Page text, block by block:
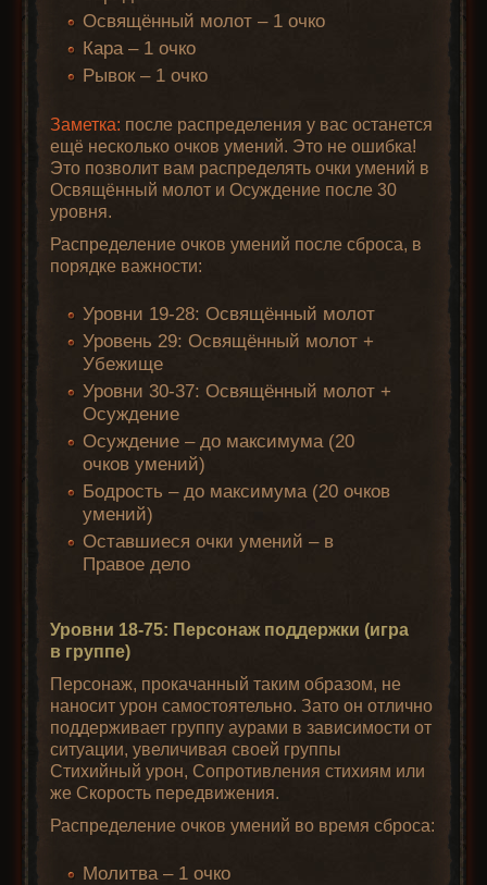
Освящённый молот – 1 очко
Кара – 1 очко
Рывок – 1 очко
Заметка: после распределения у вас останется
ещё несколько очков умений. Это не ошибка!
Это позволит вам распределять очки умений в
Освящённый молот и Осуждение после 30
уровня.
Распределение очков умений после сброса, в
порядке важности:
Уровни 19-28: Освящённый молот
Уровень 29: Освящённый молот +
Убежище
Уровни 30-37: Освящённый молот +
Осуждение
Осуждение – до максимума (20
очков умений)
Бодрость – до максимума (20 очков
умений)
Оставшиеся очки умений – в
Правое дело
Уровни 18-75: Персонаж поддержки (игра
в группе)
Персонаж, прокачанный таким образом, не
наносит урон самостоятельно. Зато он отлично
поддерживает группу аурами в зависимости от
ситуации, увеличивая своей группы
Стихийный урон, Сопротивления стихиям или
же Скорость передвижения.
Распределение очков умений во время сброса:
Молитва – 1 очко